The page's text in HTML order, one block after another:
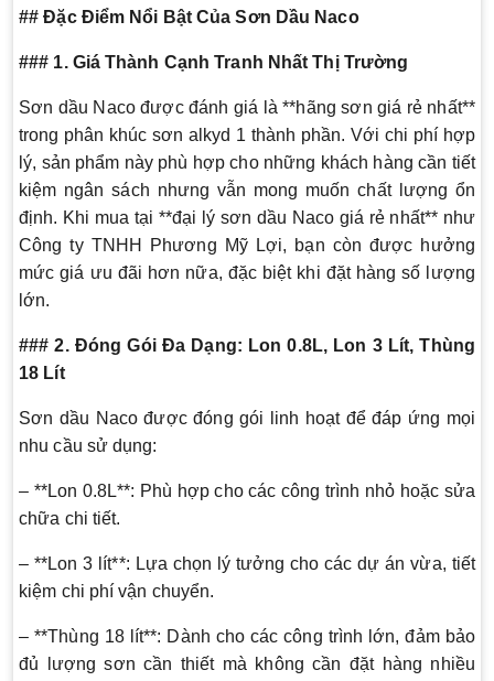
## Đặc Điểm Nổi Bật Của Sơn Dầu Naco
### 1. Giá Thành Cạnh Tranh Nhất Thị Trường
Sơn dầu Naco được đánh giá là **hãng sơn giá rẻ nhất**
trong phân khúc sơn alkyd 1 thành phần. Với chi phí hợp
lý, sản phẩm này phù hợp cho những khách hàng cần tiết
kiệm ngân sách nhưng vẫn mong muốn chất lượng ổn
định. Khi mua tại **đại lý sơn dầu Naco giá rẻ nhất** như
Công ty TNHH Phương Mỹ Lợi, bạn còn được hưởng
mức giá ưu đãi hơn nữa, đặc biệt khi đặt hàng số lượng
lớn.
### 2. Đóng Gói Đa Dạng: Lon 0.8L, Lon 3 Lít, Thùng
18 Lít
Sơn dầu Naco được đóng gói linh hoạt để đáp ứng mọi
nhu cầu sử dụng:
– **Lon 0.8L**: Phù hợp cho các công trình nhỏ hoặc sửa
chữa chi tiết.
– **Lon 3 lít**: Lựa chọn lý tưởng cho các dự án vừa, tiết
kiệm chi phí vận chuyển.
– **Thùng 18 lít**: Dành cho các công trình lớn, đảm bảo
đủ lượng sơn cần thiết mà không cần đặt hàng nhiều